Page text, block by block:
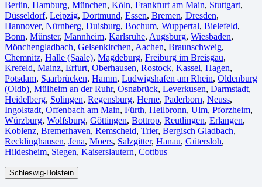
Berlin⁠, Hamburg, München, Köln⁠, Frankfurt am Main, Stuttgart,
Düsseldorf, Leipzig, Dortmund, Essen, Bremen, Dresden,
Hannover, Nürnberg, Duisburg⁠, Bochum, Wuppertal⁠, Bielefeld⁠,
Bonn⁠, Münster⁠, Mannheim, Karlsruhe, Augsburg, Wiesbaden⁠,
Mönchengladbach⁠, Gelsenkirchen⁠, Aachen⁠, Braunschweig,
Chemnitz⁠, Halle (Saale)⁠, Magdeburg, Freiburg im Breisgau⁠,
Krefeld⁠, Mainz⁠, Erfurt, Oberhausen⁠, Rostock⁠, Kassel⁠, Hagen,
Potsdam, Saarbrücken⁠, Hamm, Ludwigshafen am Rhein⁠, Oldenburg
(Oldb), Mülheim an der Ruhr, Osnabrück⁠, Leverkusen, Darmstadt⁠,
Heidelberg, Solingen, Regensburg, Herne⁠, Paderborn, Neuss,
Ingolstadt, Offenbach am Main, Fürth⁠, Heilbronn, Ulm⁠, Pforzheim,
Würzburg, Wolfsburg⁠, Göttingen, Bottrop, Reutlingen, Erlangen⁠,
Koblenz, Bremerhaven⁠, Remscheid, Trier⁠, Bergisch Gladbach,
Recklinghausen, Jena⁠, Moers⁠, Salzgitter⁠, Hanau, Gütersloh,
Hildesheim⁠, Siegen⁠, Kaiserslautern⁠, Cottbus⁠
Schleswig-Holstein